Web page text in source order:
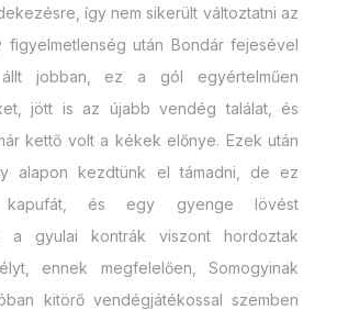
így nem sikerült változtatni az
figyelmetlenség után Bondár fejesével
jobban, ez a gól egyértelműen
jött is az újabb vendég találat, és
kettő volt a kékek előnye. Ezek után
alapon kezdtünk el támadni, de ez
és egy gyenge lövést
a gyulai kontrák viszont hordoztak
ennek megfelelően, Somogyinak
kitörő vendégjátékossal szemben